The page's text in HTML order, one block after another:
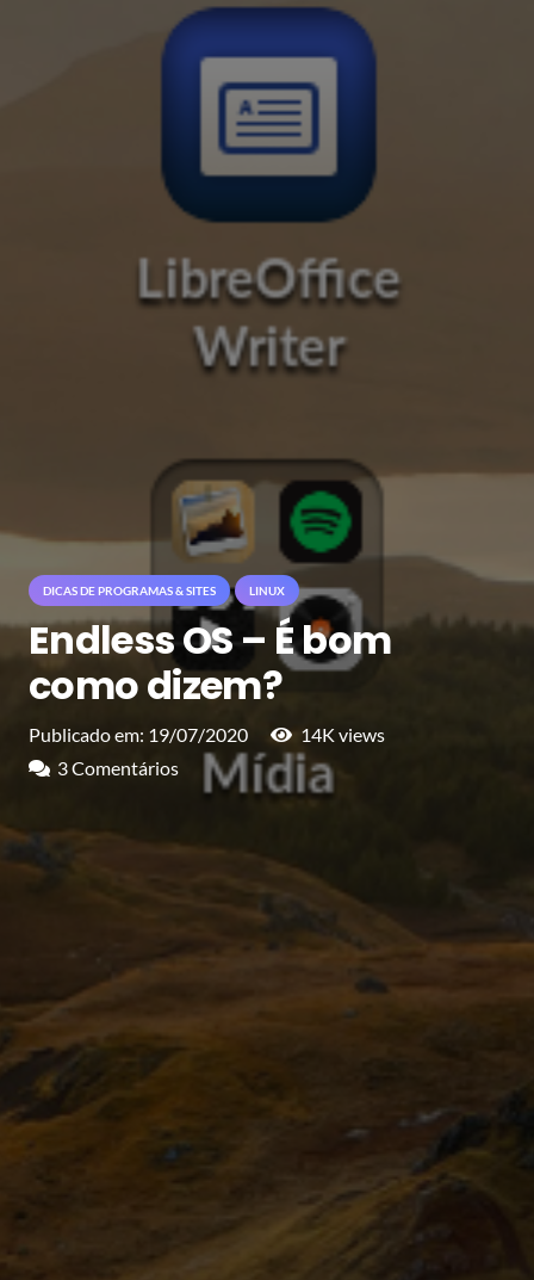
DICAS DE PROGRAMAS & SITES LINUX
Endless OS – É bom
como dizem?
Publicado em: 19/07/2020 14K views
3Comentários